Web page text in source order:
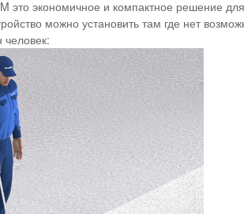
экономичное и компактное решение
можно установить там где нет